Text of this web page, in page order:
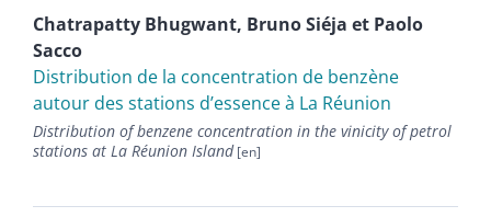
Chatrapatty Bhugwant, BrunoSiéja et Paolo
Sacco
Distribution de la concentration de benzène
autour des stations d’essence à La Réunion
Distribution of benzene concentration in the vinicity of petrol
stations at La Réunion Island